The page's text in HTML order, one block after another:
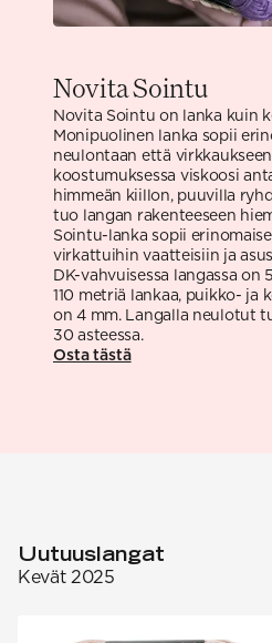
Novita Sointu
Novita Sointu on lanka kuin
Monipuolinen lanka sopii
neulontaan että
koostumuksessa viskoosi
himmeän kiillon, puuvilla
tuo langan rakenteeseen
Sointu-lanka sopii
virkattuihin vaatteisiin ja
DK-vahvuisessa langassa on
110 metriä lankaa, puikko- ja
on 4 mm. Langalla neulotut
30 asteessa.
Osta tästä
Uutuuslangat
Kevät 2025